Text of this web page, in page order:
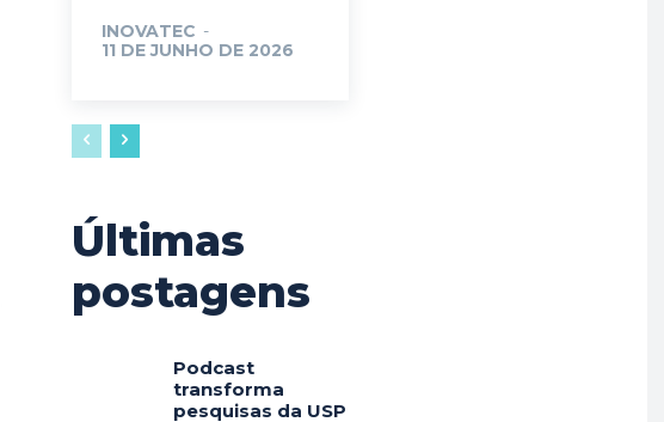
INOVATEC -
11 DE JUNHO DE 2026
Últimas
postagens
Podcast
transforma
pesquisas da USP